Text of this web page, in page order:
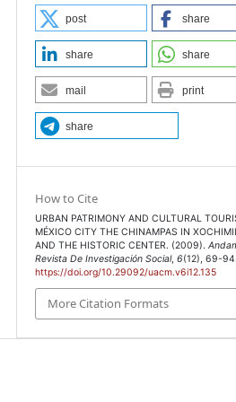
post share
share share
mail print
share
How to Cite
URBAN PATRIMONY AND CULTURAL
MÉXICO CITY THE CHINAMPAS IN
AND THE HISTORIC CENTER. (2009).
Revista De Investigación Social,6(12), 69-94.
https://doi.org/10.29092/uacm.v6i12.135
More Citation Formats